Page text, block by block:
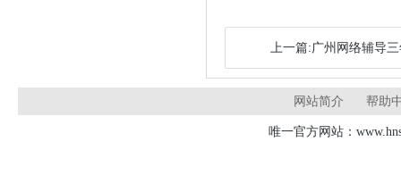
上一篇:广州网络辅导
网站简介 帮助
唯一官方网站：